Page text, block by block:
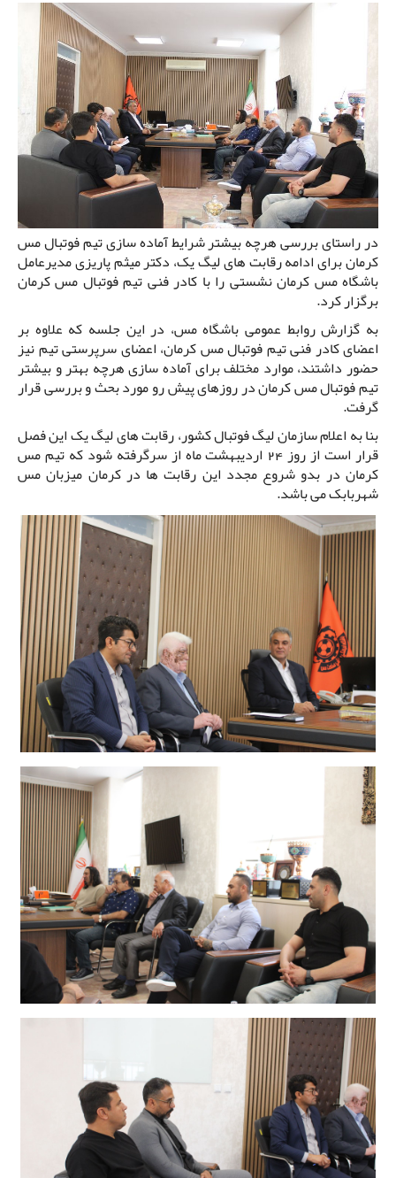
در راستای بررسی هرچه بیشتر شرایط آماده سازی تیم فوتبال مس
کرمان برای ادامه رقابت های لیگ یک، دکتر میثم پاریزی مدیرعامل
باشگاه مس کرمان نشستی را با کادر فنی تیم فوتبال مس کرمان
برگزار کرد.
به گزارش روابط عمومی باشگاه مس، در این جلسه که علاوه بر
اعضای کادر فنی تیم فوتبال مس کرمان، اعضای سرپرستی تیم نیز
حضور داشتند، موارد مختلف برای آماده سازی هرچه بهتر و بیشتر
تیم فوتبال مس کرمان در روزهای پیش رو مورد بحث و بررسی قرار
گرفت.
بنا به اعلام سازمان لیگ فوتبال کشور، رقابت های لیگ یک این فصل
قرار است از روز 24 اردیبهشت ماه از سرگرفته شود که تیم مس
کرمان در بدو شروع مجدد این رقابت ها در کرمان میزبان مس
شهربابک می باشد.